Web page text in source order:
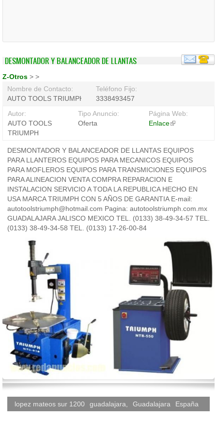
DESMONTADOR Y BALANCEADOR DE LLANTAS
Z-Otros > >
Nombre de Contacto:
AUTO TOOLS TRIUMPH
Teléfono Fijo:
3338493457
Autor:
AUTO TOOLS
TRIUMPH
Tipo Anuncio:
Oferta
Página Web:
Enlace(link
DESMONTADOR Y BALANCEADOR DE LLANTAS EQUIPOS
PARA LLANTEROS EQUIPOS PARA MECANICOS EQUIPOS
PARA MOFLEROS EQUIPOS PARA TRANSMICIONES EQUIPOS
PARA ALINEACION VENTA COMPRA REPARACION E
INSTALACION SERVICIO A TODA LA REPUBLICA HECHO EN
USA MARCA TRIUMPH CON 5 AÑOS DE GARANTIA E-mail:
autotoolstriumph@hotmail.com Pagina: autotoolstriumph.com.mx
GUADALAJARA JALISCO MEXICO TEL. (0133) 38-49-34-57 TEL.
(0133) 38-49-34-58 TEL. (0133) 17-26-00-84
lopez mateos sur 1200 guadalajara Guadalajara España